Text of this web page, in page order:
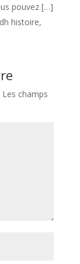
pouvez […]
histoire,
Les champs